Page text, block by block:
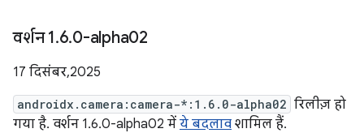
वर्शन 1.6.0-alpha02
17 दिसंबर, 2025
androidx.camera:camera-*:1.6.0-alpha02 रिलीज़ हो
गया है. वर्शन 1.6.0-alpha02 में ये बदलाव शामिल हैं.